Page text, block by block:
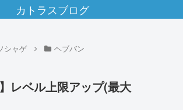
カトラスブログ
シャゲ ヘブバン
レベル上限アップ(最大